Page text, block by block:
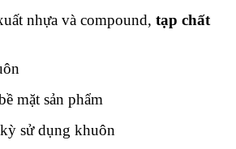
nhựa và compound, tạp chất
mặt sản phẩm
sử dụng khuôn